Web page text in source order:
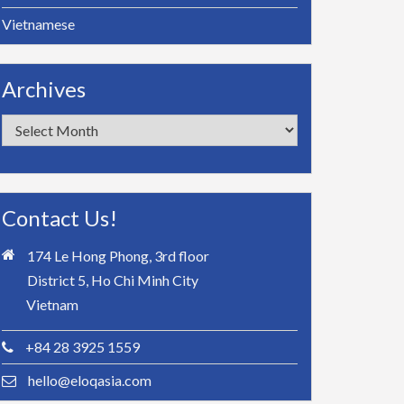
Vietnamese
Archives
Archives
Contact Us!
174 Le Hong Phong, 3rd floor
District 5, Ho Chi Minh City
Vietnam
+84 28 3925 1559
hello@eloqasia.com